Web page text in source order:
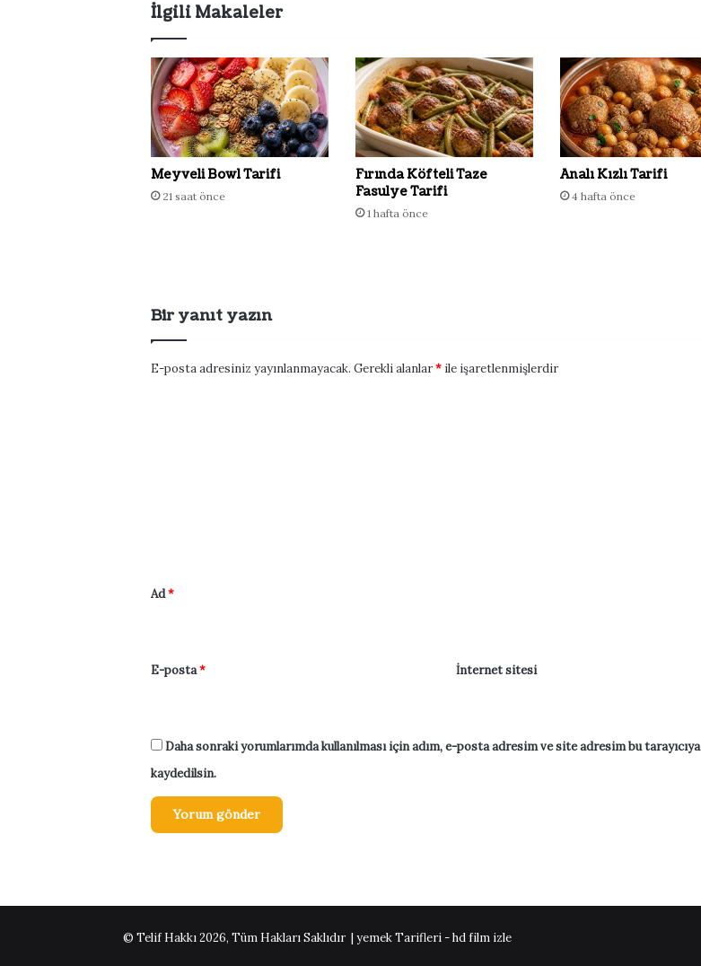
İlgili Makaleler
Meyveli Bowl Tarifi
21 saat önce
Fırında Köfteli Taze
Fasulye Tarifi
1 hafta önce
Analı Kızlı Tarifi
4 hafta önce
Bir yanıt yazın
E-posta adresiniz yayınlanmayacak. Gerekli alanlar* ile işaretlenmişlerdir
Ad*
E-posta* İnternet sitesi
Daha sonraki yorumlarımda kullanılması için adım, e-posta adresim ve site adresim bu tarayıcıya
kaydedilsin.
© Telif Hakkı 2026, Tüm Hakları Saklıdır | yemek Tarifleri -hd film izle